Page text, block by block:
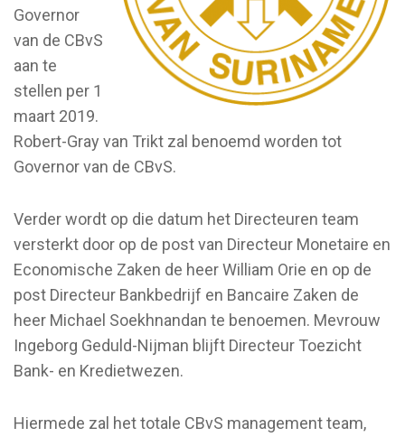
Governor
van de CBvS
aan te
stellen per 1
maart 2019.
Robert-Gray van Trikt zal benoemd worden tot
Governor van de CBvS.
Verder wordt op die datum het Directeuren team
versterkt door op de post van Directeur Monetaire en
Economische Zaken de heer William Orie en op de
post Directeur Bankbedrijf en Bancaire Zaken de
heer Michael Soekhnandan te benoemen. Mevrouw
Ingeborg Geduld-Nijman blijft Directeur Toezicht
Bank- en Kredietwezen.
Hiermede zal het totale CBvS management team,